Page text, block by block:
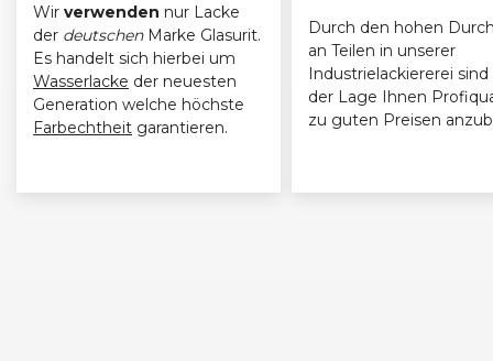
Wir verwenden nur Lacke
der deutschenMarke Glasurit.
Es handelt sich hierbei um
Wasserlacke der neuesten
Generation welche höchste
Farbechtheit garantieren.
Durch den hohen
an Teilen in unserer
Industrielackiererei sind
der Lage Ihnen
zu guten Preisen